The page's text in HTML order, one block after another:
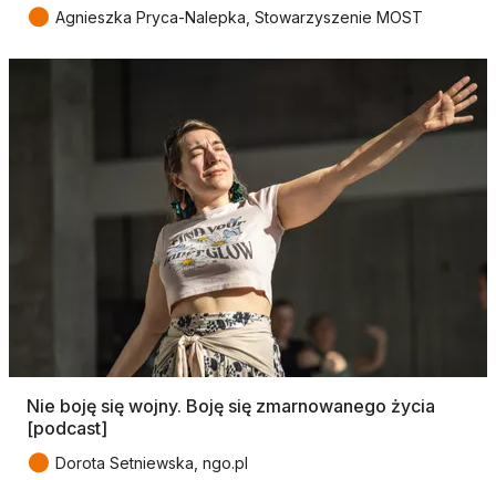
● Agnieszka Pryca-Nalepka, Stowarzyszenie MOST
Nie boję się wojny. Boję się zmarnowanego życia
[podcast]
● Dorota Setniewska, ngo.pl